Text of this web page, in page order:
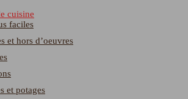
cuisine
faciles
et hors d’oeuvres
et potages